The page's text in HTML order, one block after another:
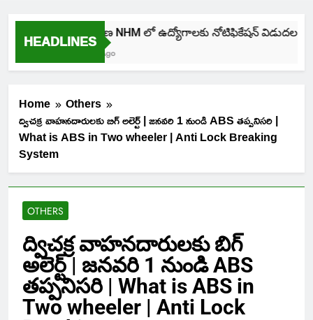
HEADLINESతెలంగాణ NHM లో ఉద్యోగాలకు నోటిఫికేషన్ విడుదల
Home
Others
ద్విచక్ర వాహనదారులకు బిగ్ అలెర్ట్ | జనవరి 1 నుండి ABS తప్పనిసరి |
What is ABS in Two wheeler | Anti Lock Breaking
System
OTHERS
ద్విచక్ర వాహనదారులకు బిగ్
అలెర్ట్ | జనవరి 1 నుండి ABS
తప్పనిసరి | What is ABS in
Two wheeler | Anti Lock